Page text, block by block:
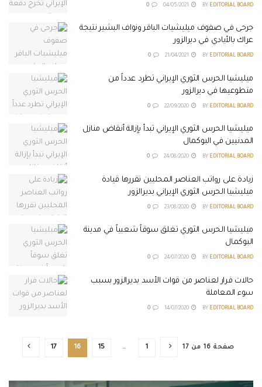
BY EDITORIAL BOARD
جرحى في صفوف ميليشيات الباقر ونواف البشير نتيجة
عراك بالأيادي في ديرالزور
BY EDITORIAL BOARD
ميليشيا الحرس الثوري الإيراني تطرد عدداً من
متطوعيها في ديرالزور
BY EDITORIAL BOARD
ميليشيا الحرس الثوري الإيراني تبدأ بإزالة أنقاض منازل
المدنيين في البوكمال
BY EDITORIAL BOARD
زيادة على رواتب العناصر المحليين تقررها قيادة
ميليشيا الحرس الثوري الإيراني بديرالزور
BY EDITORIAL BOARD
ميليشيا الحرس الثوري تغلق سوقاً شعبياً في مدينة
البوكمال
BY EDITORIAL BOARD
حالات فرار لعناصر من قوات الأسد بديرالزور بسبب
سوء المعاملة
BY EDITORIAL BOARD
صفحة 16 من 17 1
…
15
16
17